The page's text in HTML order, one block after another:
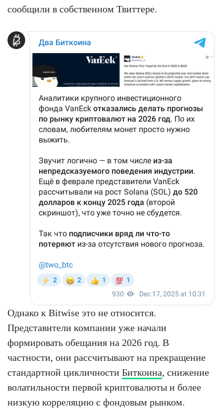
сообщили в собственном Твиттере.
Однако к Bitwise это не относится.
Представители компании уже начали
формировать обещания на 2026 год. В
частности, они рассчитывают на прекращение
стандартной цикличности Биткоина, снижение
волатильности первой криптовалюты и более
низкую корреляцию с фондовым рынком.